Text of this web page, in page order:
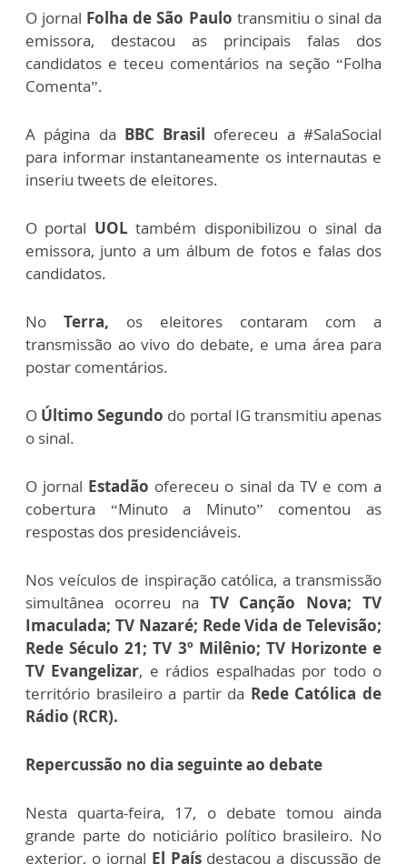
O jornal Folha de São Paulo transmitiu o sinal da
emissora, destacou as principais falas dos
candidatos e teceu comentários na seção “Folha
Comenta”.
A página da BBC Brasil ofereceu a #SalaSocial
para informar instantaneamente os internautas e
inseriu tweets de eleitores.
O portal UOL também disponibilizou o sinal da
emissora, junto a um álbum de fotos e falas dos
candidatos.
No Terra, os eleitores contaram com a
transmissão ao vivo do debate, e uma área para
postar comentários.
O Último Segundo do portal IG transmitiu apenas
o sinal.
O jornal Estadão ofereceu o sinal da TV e com a
cobertura “Minuto a Minuto” comentou as
respostas dos presidenciáveis.
Nos veículos de inspiração católica, a transmissão
simultânea ocorreu na TV Canção Nova; TV
Imaculada; TV Nazaré; Rede Vida de Televisão;
Rede Século 21; TV 3º Milênio; TV Horizonte e
TV Evangelizar, e rádios espalhadas por todo o
território brasileiro a partir da Rede Católica de
Rádio (RCR).
Repercussão no dia seguinte ao debate
Nesta quarta-feira, 17, o debate tomou ainda
grande parte do noticiário político brasileiro. No
exterior, o jornal El Paísdestacou a discussão de